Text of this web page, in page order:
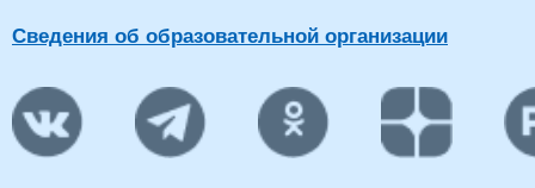
Сведения об образовательной организации